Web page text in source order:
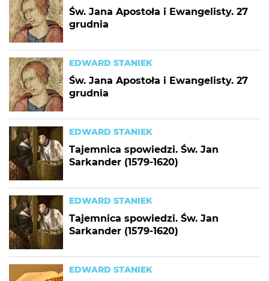
Św. Jana Apostoła i Ewangelisty. 27
grudnia
EDWARD STANIEK
Św. Jana Apostoła i Ewangelisty. 27
grudnia
EDWARD STANIEK
Tajemnica spowiedzi. Św. Jan
Sarkander (1579-1620)
EDWARD STANIEK
Tajemnica spowiedzi. Św. Jan
Sarkander (1579-1620)
EDWARD STANIEK